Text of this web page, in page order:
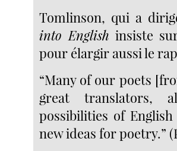
Tomlinson, qui a
into English insiste
pour élargir aussi le
“Many of our poets
great translators,
possibilities of
new ideas for poetry.”